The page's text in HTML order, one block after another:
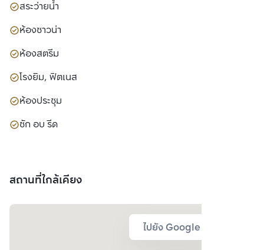
สระว่ายน้ำ
ห้องซาวน่า
ห้องสตรีม
โรงยิม, ฟิตเนส
ห้องประชุม
ซัก อบ รีด
สถานที่ใกล้เคียง
ไปยัง Google Map